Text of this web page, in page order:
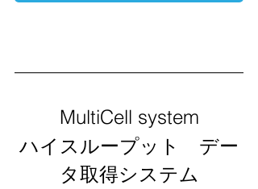
MultiCell system
ハイスループット　デー
タ取得システム